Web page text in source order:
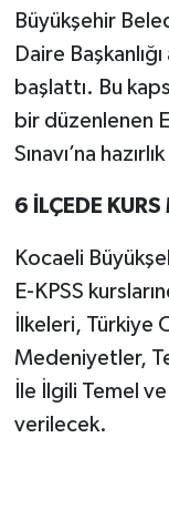
Büyükşehir
Daire
başlattı. Bu
bir düzenlenen
Sınavı’na
6 İLÇEDE KURS
Kocaeli
E-KPSS
İlkeleri, Türkiye
Medeniyetler,
İle İlgili Temel
verilecek.